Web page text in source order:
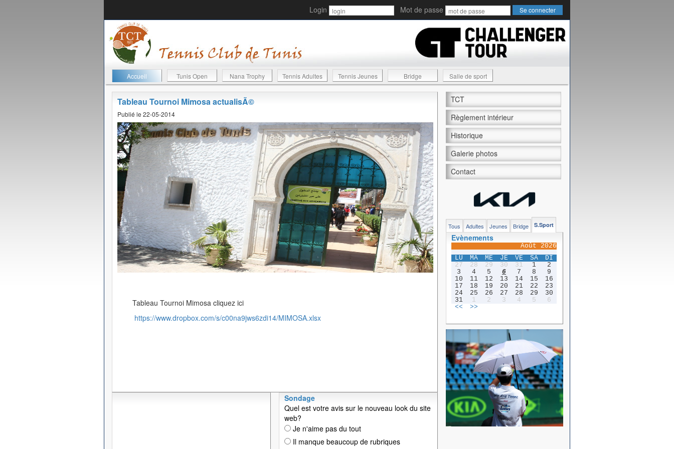
Login Mot de passe
Accueil Tunis Open Nana Trophy Tennis Adultes Tennis Jeunes Bridge Salle de sport
Tableau Tournoi Mimosa actualisÃ©
Publié le 22-05-2014
Tableau Tournoi Mimosa cliquez ici
https://www.dropbox.com/s/c00na9jws6zdi14/MIMOSA.xlsx
Sondage
Quel est votre avis sur le nouveau look du site
web?
Je n'aime pas du tout
Il manque beaucoup de rubriques
TCT
Règlement intérieur
Historique
Galerie photos
Contact
Tous Adultes Jeunes Bridge S.Sport
Evènements
Août 2026
LU
MA ME JE VE SA
DI
27
28 29 30 31 1
2
3
4 5 6 7 8
9
10
11 12 13 14 15
16
17
18 19 20 21 22
23
24
25 26 27 28 29
30
31
1 2 3 4 5
6
<<
>>